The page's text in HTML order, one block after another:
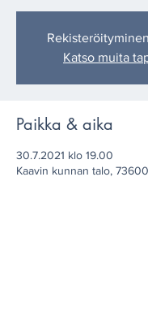
Katso muita
Paikka & aika
30.7.2021 klo 19.00
Kaavin kunnan talo, 73600